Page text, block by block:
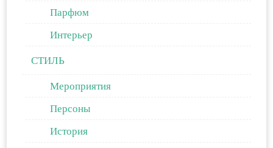
Парфюм
Интерьер
СТИЛЬ
Мероприятия
Персоны
История